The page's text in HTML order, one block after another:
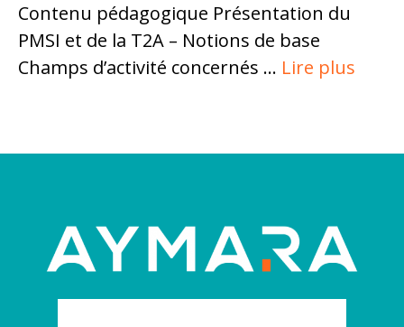
Contenu pédagogique Présentation du
PMSI et de la T2A – Notions de base
Champs d’activité concernés … Lire plus